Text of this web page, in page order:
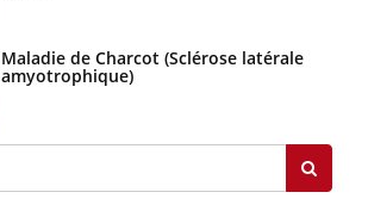
Maladie de Charcot (Sclérose latérale
amyotrophique)